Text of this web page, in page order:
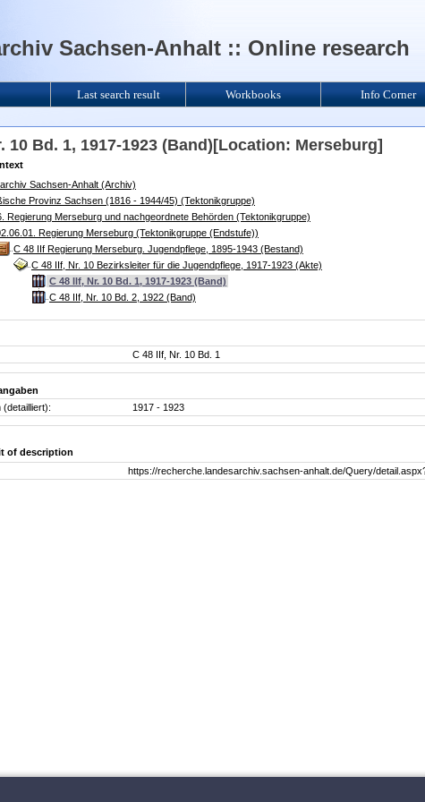
10 Bd. 1, 1917-1923 (Band)[Location: Merseburg]
Sachsen-Anhalt (Archiv)
Provinz Sachsen (1816 - 1944/45) (Tektonikgruppe)
Regierung Merseburg und nachgeordnete Behörden (Tektonikgruppe)
Regierung Merseburg (Tektonikgruppe (Endstufe))
C 48 IIf Regierung Merseburg. Jugendpflege, 1895-1943 (Bestand)
C 48 IIf, Nr. 10 Bezirksleiter für die Jugendpflege, 1917-1923 (Akte)
C 48 IIf, Nr. 10 Bd. 1, 1917-1923 (Band)
C 48 IIf, Nr. 10 Bd. 2, 1922 (Band)
C 48 IIf, Nr. 10 Bd. 1
(detailliert):
1917 - 1923
of description
https://recherche.landesarchiv.sachsen-anhalt.de/Query/
Sachsen-Anhalt :: Online research
Last search result Workbooks Info Corner